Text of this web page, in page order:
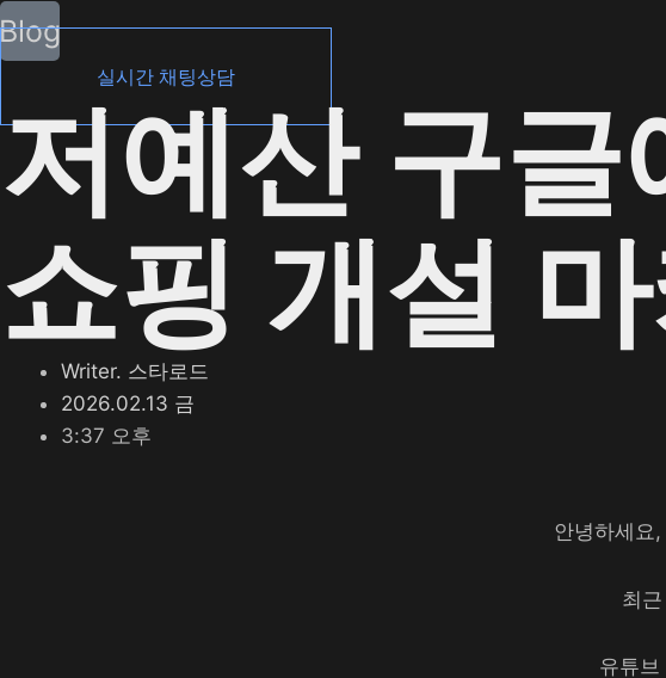
Blog
실시간 채팅상담
저예산 구글
쇼핑 개설
Writer. 스타로드
2026.02.13 금
3:37 오후
안녕하세요
최
유튜